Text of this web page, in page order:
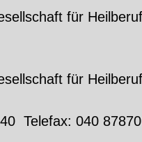
für
für
Telefax: 040